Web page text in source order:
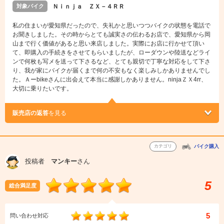
対象バイク Ｎｉｎｊａ ＺＸ－４ＲＲ
私の住まいが愛知県だったので、失礼かと思いつつバイクの状態を電話で
お聞きしました。その時からとても誠実さの伝わるお店で、愛知県から岡
山まで行く価値があると思い来店しました。実際にお店に行かせて頂い
て、即購入の手続きをさせてもらいましたが、ローダウンや陸送などライ
ンで何枚も写メを送って下さるなど、とても親切で丁寧な対応をして下さ
り、我が家にバイクが届くまで何の不安もなく楽しみしかありませんでし
た。Ａーbikeさんに出会えて本当に感謝しかありません。ninjaＺＸ4rr、
大切に乗りたいです。
販売店の返答を見る
カテゴリ バイク購入
投稿者 マンキーさん
総合満足度 5
問い合わせ対応 5